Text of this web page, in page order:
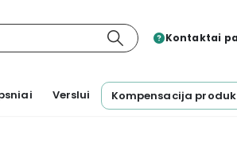
Kontaktai
Verslui Kompensacija